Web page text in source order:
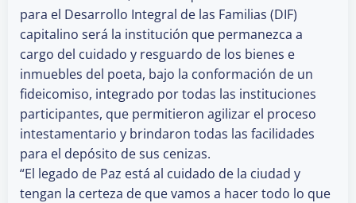
para el Desarrollo Integral de las Familias (DIF)
capitalino será la institución que permanezca a
cargo del cuidado y resguardo de los bienes e
inmuebles del poeta, bajo la conformación de un
fideicomiso, integrado por todas las instituciones
participantes, que permitieron agilizar el proceso
intestamentario y brindaron todas las facilidades
para el depósito de sus cenizas.
“El legado de Paz está al cuidado de la ciudad y
tengan la certeza de que vamos a hacer todo lo que